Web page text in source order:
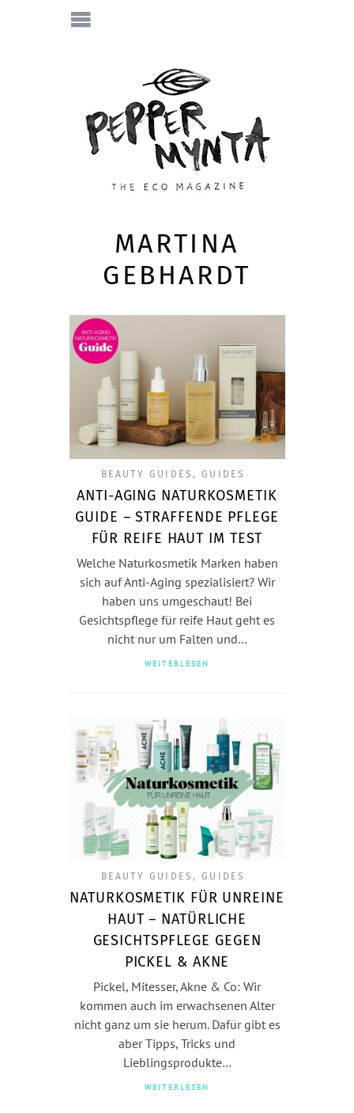
MARTINA
GEBHARDT
BEAUTY GUIDES , GUIDES
ANTI-AGING NATURKOSMETIK
GUIDE – STRAFFENDE PFLEGE
FÜR REIFE HAUT IM TEST
Welche Naturkosmetik Marken haben
sich auf Anti-Aging spezialisiert? Wir
haben uns umgeschaut! Bei
Gesichtspflege für reife Haut geht es
nicht nur um Falten und…
WEITERLESEN
BEAUTY GUIDES , GUIDES
NATURKOSMETIK FÜR UNREINE
HAUT – NATÜRLICHE
GESICHTSPFLEGE GEGEN
PICKEL & AKNE
Pickel, Mitesser, Akne & Co: Wir
kommen auch im erwachsenen Alter
nicht ganz um sie herum. Dafür gibt es
aber Tipps, Tricks und
Lieblingsprodukte…
WEITERLESEN